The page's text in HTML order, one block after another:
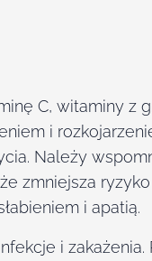
C, witaminy z
i
Należy
zmniejsza
i apatią.
i zakażenia.